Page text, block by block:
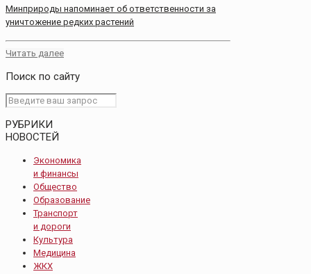
Минприроды напоминает об ответственности за
уничтожение редких растений
Читать далее
Поиск по сайту
РУБРИКИ
НОВОСТЕЙ
Экономика
и финансы
Общество
Образование
Транспорт
и дороги
Культура
Медицина
ЖКХ